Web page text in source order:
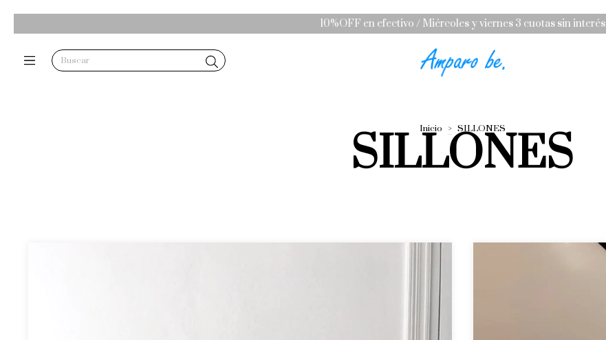
10%OFF en efectivo / Miércoles y viernes 3 cuotas sin interés
Inicio > SILLONES
SILLONES